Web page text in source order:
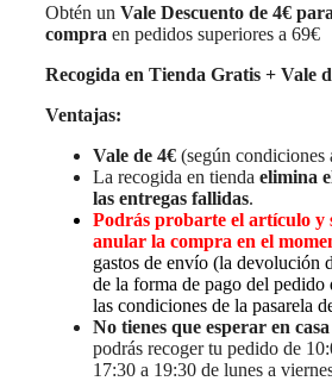
Obtén un Vale Descuento de 4€
compra en pedidos superiores a 69€
Recogida en Tienda Gratis + Vale
Ventajas:
Vale de 4€ (según condiciones
La recogida en tienda elimina
las entregas fallidas.
Podrás probarte el artículo y
anular la compra en el
gastos de envío (la devolución
de la forma de pago del pedido
las condiciones de la pasarela
No tienes que esperar en
podrás recoger tu pedido de
17:30 a 19:30 de lunes a